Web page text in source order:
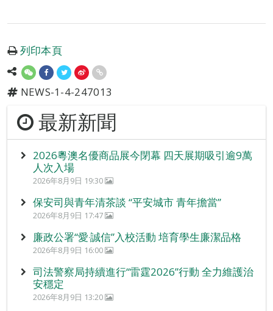
列印本頁
NEWS-1-4-247013
最新新聞
2026粵澳名優商品展今閉幕 四天展期吸引逾9萬
人次入場
2026年8月9日 19:30
保安司與青年清茶談 “平安城市 青年擔當”
2026年8月9日 17:47
廉政公署“愛‧誠信”入校活動 培育學生廉潔品格
2026年8月9日 16:00
司法警察局持續進行“雷霆2026”行動 全力維護治
安穩定
2026年8月9日 13:20